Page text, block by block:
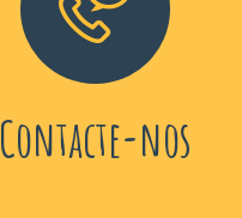
Contacte-nos